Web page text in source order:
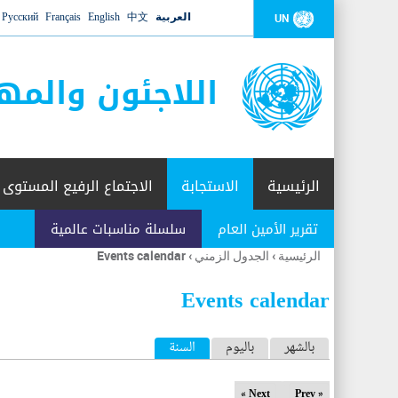
UN العربية 中文
English
Français
Русский
اللاجئون
الرئيسية الاستجابة
تقرير الأمين العام سلسلة مناسبات عالمية
الاجتماع الرفيع المستوى
أنت
هنا
الرئيسية › الجدول الزمني ›
Events calendar
Events calendar
ا
ل
بالشهر باليوم السنة (علامة التبويب النشطة)